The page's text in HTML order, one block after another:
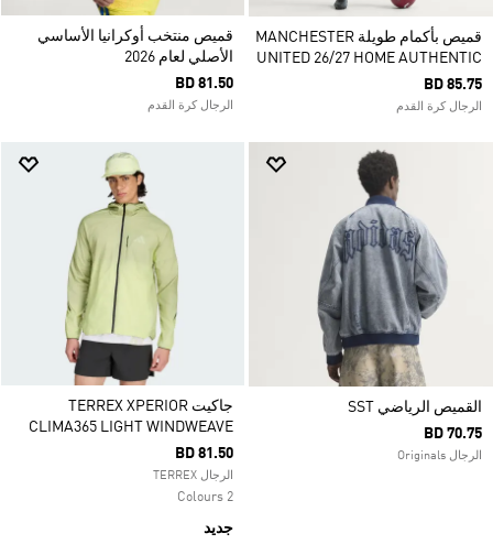
قميص بأكمام طويلة MANCHESTER
UNITED 26/27 HOME AUTHENTIC
BD 85.75
الرجال كرة القدم
قميص منتخب أوكرانيا الأساسي
الأصلي لعام 2026
BD 81.50
الرجال كرة القدم
القميص الرياضي SST
BD 70.75
الرجال Originals
جاكيت TERREX XPERIOR
CLIMA365 LIGHT WINDWEAVE
BD 81.50
الرجال TERREX
2 Colours
جديد